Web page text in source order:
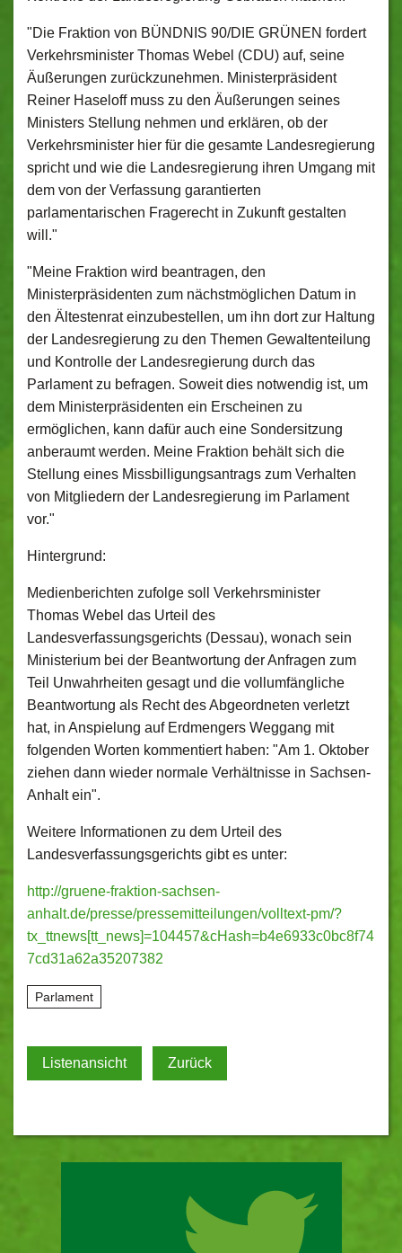
"Die Fraktion von BÜNDNIS 90/DIE GRÜNEN fordert
Verkehrsminister Thomas Webel (CDU) auf, seine
Äußerungen zurückzunehmen. Ministerpräsident
Reiner Haseloff muss zu den Äußerungen seines
Ministers Stellung nehmen und erklären, ob der
Verkehrsminister hier für die gesamte Landesregierung
spricht und wie die Landesregierung ihren Umgang mit
dem von der Verfassung garantierten
parlamentarischen Fragerecht in Zukunft gestalten
will."
"Meine Fraktion wird beantragen, den
Ministerpräsidenten zum nächstmöglichen Datum in
den Ältestenrat einzubestellen, um ihn dort zur Haltung
der Landesregierung zu den Themen Gewaltenteilung
und Kontrolle der Landesregierung durch das
Parlament zu befragen. Soweit dies notwendig ist, um
dem Ministerpräsidenten ein Erscheinen zu
ermöglichen, kann dafür auch eine Sondersitzung
anberaumt werden. Meine Fraktion behält sich die
Stellung eines Missbilligungsantrags zum Verhalten
von Mitgliedern der Landesregierung im Parlament
vor."
Hintergrund:
Medienberichten zufolge soll Verkehrsminister
Thomas Webel das Urteil des
Landesverfassungsgerichts (Dessau), wonach sein
Ministerium bei der Beantwortung der Anfragen zum
Teil Unwahrheiten gesagt und die vollumfängliche
Beantwortung als Recht des Abgeordneten verletzt
hat, in Anspielung auf Erdmengers Weggang mit
folgenden Worten kommentiert haben: "Am 1. Oktober
ziehen dann wieder normale Verhältnisse in Sachsen-
Anhalt ein".
Weitere Informationen zu dem Urteil des
Landesverfassungsgerichts gibt es unter:
http://gruene-fraktion-sachsen-
anhalt.de/presse/pressemitteilungen/volltext-pm/?
tx_ttnews[tt_news]=104457&cHash=b4e6933c0bc8f74
7cd31a62a35207382
Parlament
Listenansicht Zurück